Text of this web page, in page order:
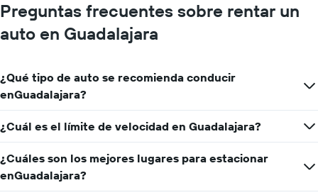
Preguntas frecuentes sobre rentar un
auto en Guadalajara
¿Qué tipo de auto se recomienda conducir
enGuadalajara?
¿Cuál es el límite de velocidad en Guadalajara?
¿Cuáles son los mejores lugares para estacionar
enGuadalajara?